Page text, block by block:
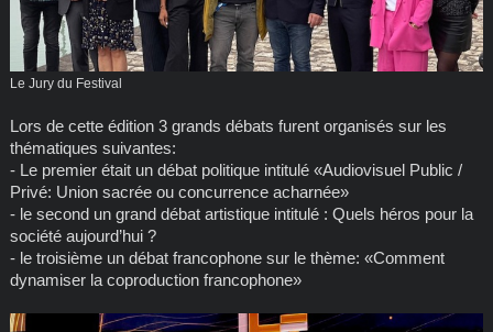
Le Jury du Festival
Lors de cette édition 3 grands débats furent organisés sur les
thématiques suivantes:
- Le premier était un débat politique intitulé «Audiovisuel Public /
Privé: Union sacrée ou concurrence acharnée»
- le second un grand débat artistique intitulé : Quels héros pour la
société aujourd’hui ?
- le troisième un débat francophone sur le thème: «Comment
dynamiser la coproduction francophone»